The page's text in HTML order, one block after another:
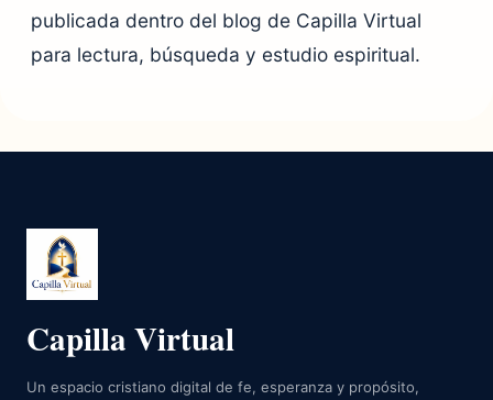
publicada dentro del blog de Capilla Virtual
para lectura, búsqueda y estudio espiritual.
Capilla Virtual
Un espacio cristiano digital de fe, esperanza y propósito,